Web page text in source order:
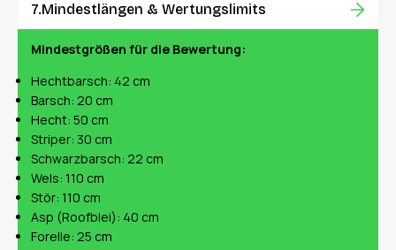
Mindestlängen & Wertungslimits
Mindestgrößen für die Bewertung:
Hechtbarsch: 42 cm
Barsch: 20 cm
Hecht: 50 cm
Striper: 30 cm
Schwarzbarsch: 22 cm
Wels: 110 cm
Stör: 110 cm
Asp (Roofblei): 40 cm
Forelle: 25 cm